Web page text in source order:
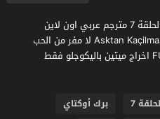
مشاهدة مسلسل لا مفر من الحب الحلقة 7 مترجم عربي اون لاين
مشاهدة و تحميل مباشر مسلسل Asktan Kaçilmaz لا مفر من الحب
حلقة 7 كاملة بجودة عالية FULL HD اخراج ميتين باليكوجلو فقط
7
برك أوكتاي